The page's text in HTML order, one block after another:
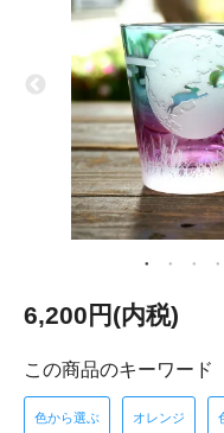
6,200円(内税)
この商品のキーワード
色から選ぶ オレンジ